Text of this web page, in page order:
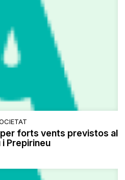
forts vents previstos al
i Prepirineu